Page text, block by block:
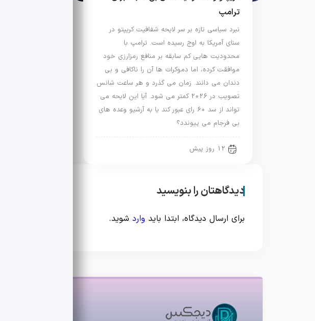
ترامپ
نبرد سیاسی تازه بر سر لایحه شفافیت کریپتو در
سنای آمریکا به اوج رسیده است. ترامپ با
محدودیت هایی کم سابقه بر منافع رمزارزی خود
موافقت کرده، اما دموکرات ها آن را ناکافی و بی
دندان می دانند. زمان می گذرد و هر ساعت شانس
تصویب در 2026 کمتر می شود. آیا این لایحه می
تواند از سد 60 رای عبور کند یا به آرشیو وعده های
بی فرجام می پیوندد؟
12 روز پیش
دیدگاهتان را بنویسید
برای ارسال دیدگاه، ابتدا باید وارد شوید.